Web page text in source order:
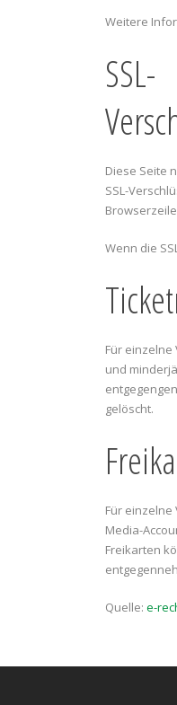
Weitere
SSL-
Diese Seite
SSL-
Wenn die
Für
und
gelöscht.
Für
Media-
Freikarten
Quelle: e-